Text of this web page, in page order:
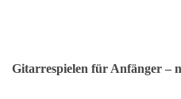
Gitarrespielen für Anfänger –